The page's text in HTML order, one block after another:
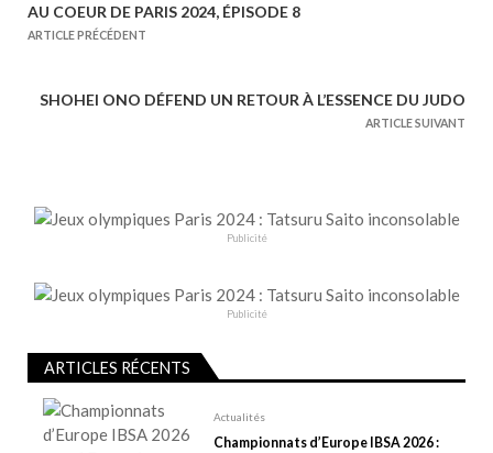
N
t
n
AU COEUR DE PARIS 2024, ÉPISODE 8
ARTICLE PRÉCÉDENT
SHOHEI ONO DÉFEND UN RETOUR À L’ESSENCE DU JUDO
ARTICLE SUIVANT
Publicité
Publicité
ARTICLES RÉCENTS
Actualités
Championnats d’Europe IBSA 2026 :